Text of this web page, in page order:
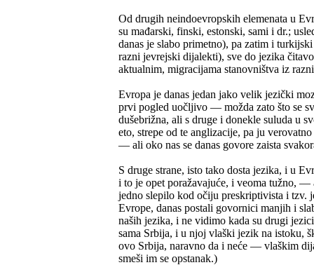
Od drugih neindoevropskih elemenata u
su mađarski, finski, estonski, sami i dr.;
danas je slabo primetno), pa zatim i
razni jevrejski dijalekti), sve do jezika
aktualnim, migracijama stanovništva iz
Evropa je danas jedan jako velik jezički
prvi pogled uočljivo — možda zato što se
dušebrižna, ali s druge i donekle suluda u
eto, strepe od te anglizacije, pa ju
— ali oko nas se danas govore zaista
S druge strane, isto tako dosta jezika, i u
i to je opet poražavajuće, i veoma tužno,
jedno slepilo kod očiju preskriptivista i tzv.
Evrope, danas postali govornici manjih i
naših jezika, i ne vidimo kada su drugi
sama Srbija, i u njoj vlaški jezik na istoku,
ovo Srbija, naravno da i neće — vlaškim
smeši im se opstanak.)